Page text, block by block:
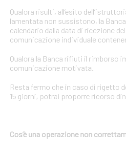
Qualora risulti, all’esito
lamentata non sussistono, la
calendario dalla data di ricezione
comunicazione individuale
Qualora la Banca rifiuti il rimborso
comunicazione motivata.
Resta fermo che in caso di rigetto
15 giorni, potrai proporre ricorso
Cos’è una operazione non